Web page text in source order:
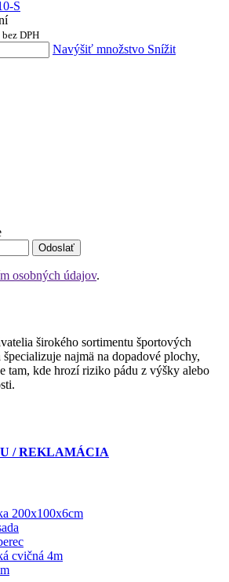
S
bez DPH
Navýšiť množstvo Snížit
Odoslať
osobných údajov.
širokého sortimentu športových
najmä na dopadové plochy,
tam, kde hrozí riziko pádu z výšky alebo
/ REKLAMÁCIA
200x100x6cm
cvičná 4m